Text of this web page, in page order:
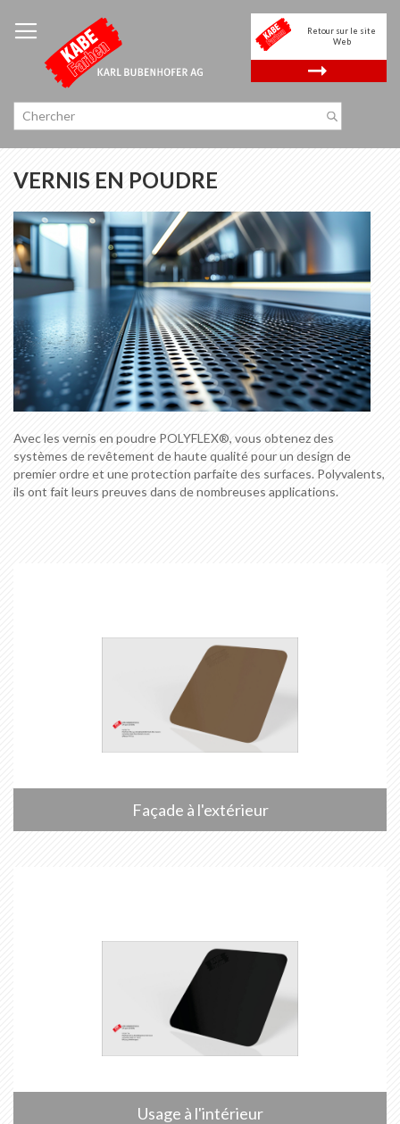
au
contenu
Retour sur le site
Web
.
VERNIS EN POUDRE
Avec les vernis en poudre POLYFLEX®, vous obtenez des
systèmes de revêtement de haute qualité pour un design de
premier ordre et une protection parfaite des surfaces. Polyvalents,
ils ont fait leurs preuves dans de nombreuses applications.
Façade à l'extérieur
Usage à l'intérieur